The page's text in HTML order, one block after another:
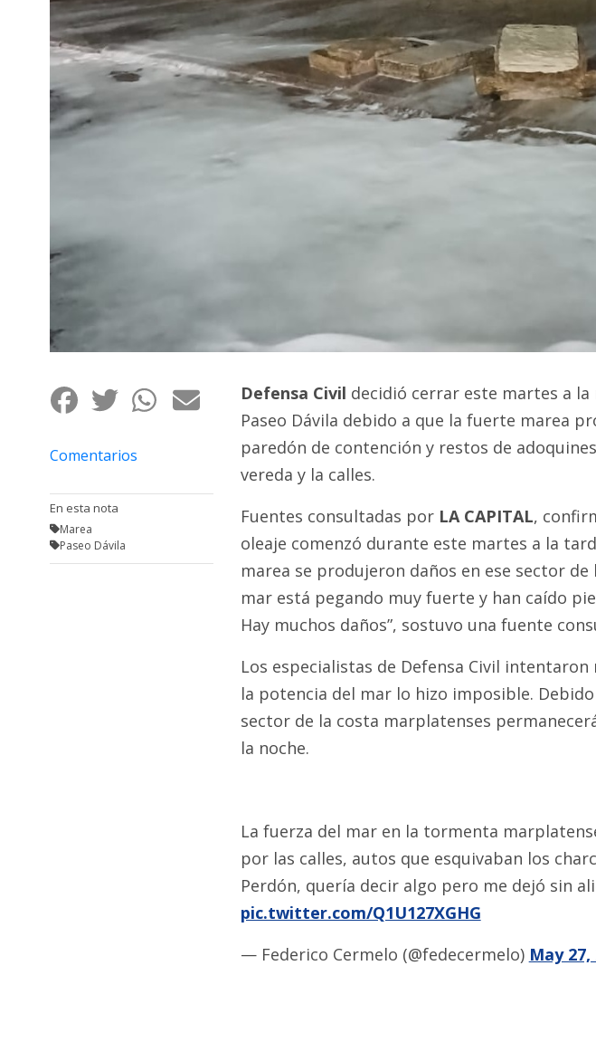
Espectáculos
Policiales
Cartelera
Fúnebres
Comentarios
En esta nota
Marea
Paseo Dávila
Defensa Civil decidió cerrar este martes a la
Paseo Dávila debido a que la fuerte marea
paredón de contención y restos de
vereda y la calles.
Fuentes consultadas por LA CAPITAL,
oleaje comenzó durante este martes a la
marea se produjeron daños en ese sector de
mar está pegando muy fuerte y han caído
Hay muchos daños”, sostuvo una fuente
Los especialistas de Defensa Civil
la potencia del mar lo hizo imposible.
sector de la costa marplatenses
la noche.
La fuerza del mar en la tormenta
por las calles, autos que esquivaban los
Perdón, quería decir algo pero me dejó sin
pic.twitter.com/Q1U127XGHG
— Federico Cermelo (@fedecermelo) May 27,